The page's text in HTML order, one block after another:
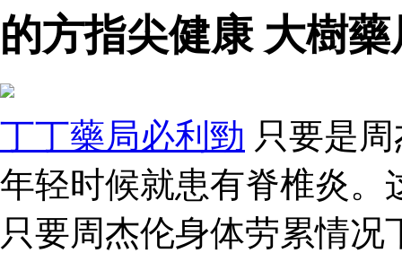
的方指尖健康 大樹
丁丁藥局必利勁 只要是
年轻时候就患有脊椎炎。
只要周杰伦身体劳累情